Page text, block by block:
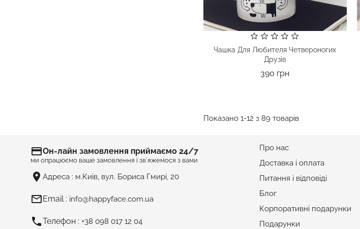
Чашка Для Любителя Четвероногих
Друзів
390 грнЦіна
Показано 1-12 з 89 товарів
credit_cardОн-лайн замовлення приймаємо 24/7
ми опрацюємо ваше замовлення і зв`яжемося з вами
roomАдреса : м.Київ, вул. Бориса Гмирі, 20
mail_outlineEmail : info@happyface.com.ua
phoneТелефон : +38 098 017 12 04
Про нас
Доставка і оплата
Питання і відповіді
Блог
Корпоративні подарунки
Подарунки